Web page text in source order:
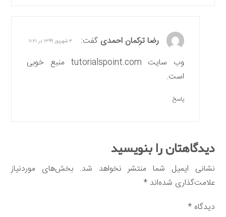
رضا ترکمان احمدی گفت: ۳ شهریور ۱۳۹۹ در ۱۱:۲۱
وب سایت tutorialspoint.com منبع خوبی
است.
پاسخ
دیدگاهتان را بنویسید
نشانی ایمیل شما منتشر نخواهد شد. بخش‌های موردنیاز
علامت‌گذاری شده‌اند*
دیدگاه*